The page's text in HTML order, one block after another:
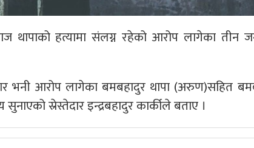
थापाको हत्यामा संलग्न रहेको आरोप लागेका तीन
भनी आरोप लागेका बमबहादुर थापा (अरुण)सहित
स्रेस्तेदार इन्द्रबहादुर कार्कीले बताए ।